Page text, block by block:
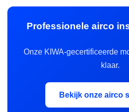
Professionele airco
Onze KIWA-gecertificeerde
klaar.
Bekijk onze airco